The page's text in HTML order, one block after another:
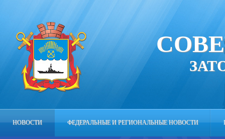
НОВОСТИ ФЕДЕРАЛЬНЫЕ И РЕГИОНАЛЬНЫЕ НОВОСТИ